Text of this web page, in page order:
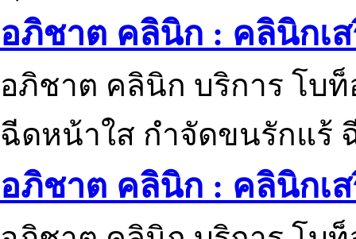
อภิชาต คลินิก : คลินิกเ
อภิชาต คลินิก บริการ โบ
ฉีดหน้าใส กำจัดขนรักแร้
อภิชาต คลินิก : คลินิกเ